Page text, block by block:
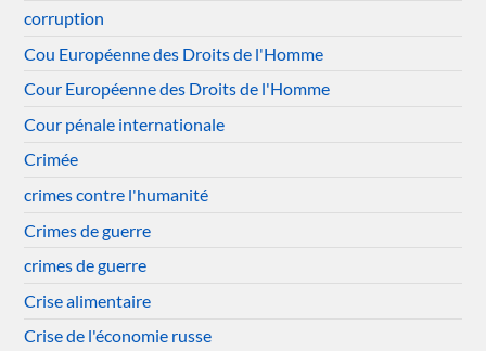
corruption
Cou Européenne des Droits de l'Homme
Cour Européenne des Droits de l'Homme
Cour pénale internationale
Crimée
crimes contre l'humanité
Crimes de guerre
crimes de guerre
Crise alimentaire
Crise de l'économie russe